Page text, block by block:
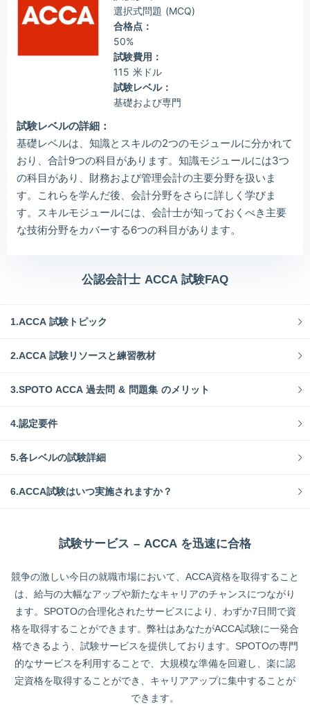
選択式問題 (MCQ)
合格点：
50%
試験費用：
115 米ドル
試験レベル：
基礎および専門
試験レベルの詳細：
基礎レベルは、知識とスキルの2つのモジュールに分かれて
おり、合計9つの科目があります。知識モジュールには3つ
の科目があり、財務および管理会計の主要分野を扱いま
す。これらを学んだ後、会計分野をさらに詳しく学びま
す。スキルモジュールには、会計士が知っておくべき主要
な技術分野をカバーする6つの科目があります。
公認会計士 ACCA 試験FAQ
1.ACCA 試験トピック
2.ACCA 試験リソースと練習教材
3.SPOTO ACCA 過去問 & 問題集 のメリット
4.認定要件
5.各レベルの試験詳細
6.ACCA試験はいつ実施されますか？
試験サービス – ACCA を迅速に合格
競争の激しい今日の就職市場において、ACCA資格を取得すること
は、給与の大幅なアップや新たなキャリアのチャンスにつながり
ます。SPOTOの合理化されたサービスにより、わずか7日間で資
格を取得することができます。弊社はあなたがACCA試験に一発合
格できるよう、試験サービスを提供しております。SPOTOの専門
的なサービスを利用することで、大規模な準備を回避し、楽に認
定資格を取得することができ、キャリアアップに集中することが
できます。